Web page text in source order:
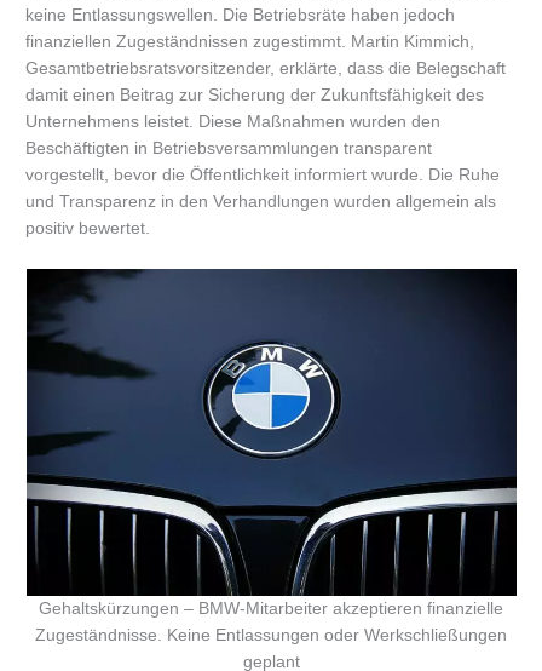
keine Entlassungswellen. Die Betriebsräte haben jedoch
finanziellen Zugeständnissen zugestimmt. Martin Kimmich,
Gesamtbetriebsratsvorsitzender, erklärte, dass die Belegschaft
damit einen Beitrag zur Sicherung der Zukunftsfähigkeit des
Unternehmens leistet. Diese Maßnahmen wurden den
Beschäftigten in Betriebsversammlungen transparent
vorgestellt, bevor die Öffentlichkeit informiert wurde. Die Ruhe
und Transparenz in den Verhandlungen wurden allgemein als
positiv bewertet.
Gehaltskürzungen – BMW-Mitarbeiter akzeptieren finanzielle
Zugeständnisse. Keine Entlassungen oder Werkschließungen
geplant